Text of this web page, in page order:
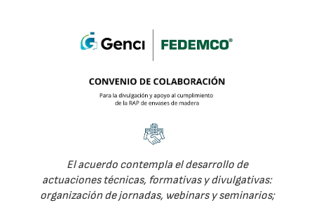
El acuerdo contempla el desarrollo de
actuaciones técnicas, formativas y divulgativas:
organización de jornadas, webinars y seminarios;